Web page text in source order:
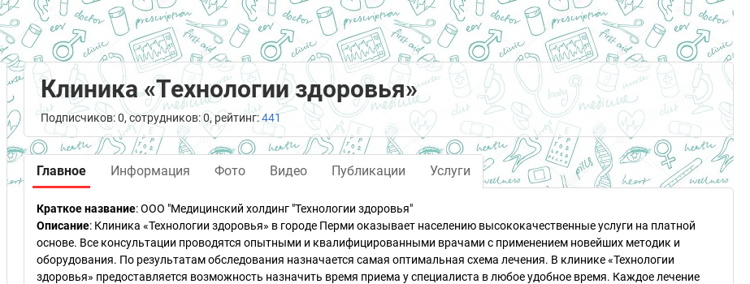
Клиника «Технологии здоровья»
Подписчиков: 0, сотрудников: 0, рейтинг:441
Главное Информация Фото Видео Публикации Услуги
Краткое название:ООО "Медицинский холдинг "Технологии здоровья"
Описание: Клиника «Технологии здоровья» в городе Перми оказывает населению высококачественные услуги на платной
основе. Все консультации проводятся опытными и квалифицированными врачами с применением новейших методик и
оборудования. По результатам обследования назначается самая оптимальная схема лечения. В клинике «Технологии
здоровья» предоставляется возможность назначить время приема у специалиста в любое удобное время. Каждое лечение